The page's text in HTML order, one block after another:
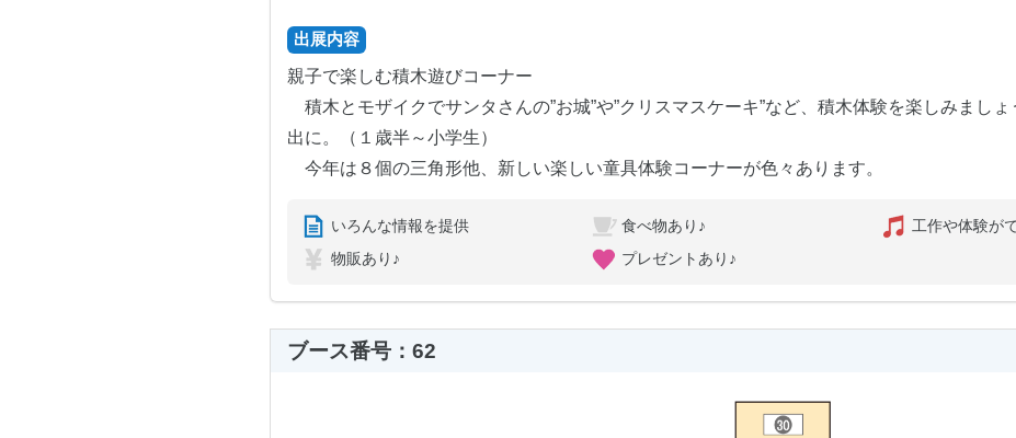
出展内容
親子で楽しむ積木遊びコーナー
積木とモザイクでサンタさんの”お城”や”クリスマスケーキ”など、積木体験を楽しみまし
出に。（１歳半～小学生）
今年は８個の三角形他、新しい楽しい童具体験コーナーが色々あります。
いろんな情報を提供 食べ物あり♪
工作や体験が
物販あり♪
プレゼントあり♪
ブース番号：62